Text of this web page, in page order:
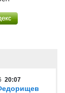
20:07